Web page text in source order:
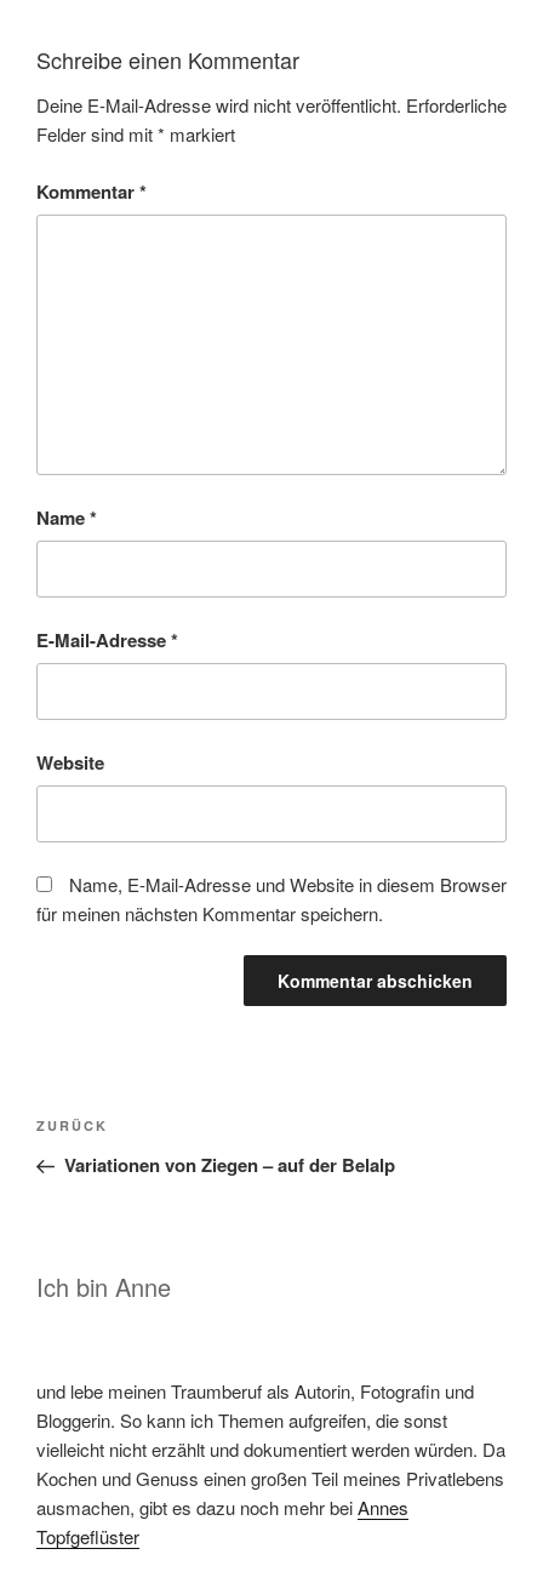
Schreibe einen Kommentar
Deine E-Mail-Adresse wird nicht veröffentlicht. Erforderliche
Felder sind mit* markiert
Kommentar*
Name*
E-Mail-Adresse*
Website
Name, E-Mail-Adresse und Website in diesem Browser
für meinen nächsten Kommentar speichern.
Beitragsnavigation
Vorheriger
Beitrag
ZURÜCK
Variationen von Ziegen – auf der Belalp
Ich bin Anne
und lebe meinen Traumberuf als Autorin, Fotografin und
Bloggerin. So kann ich Themen aufgreifen, die sonst
vielleicht nicht erzählt und dokumentiert werden würden. Da
Kochen und Genuss einen großen Teil meines Privatlebens
ausmachen, gibt es dazu noch mehr beiAnnes
Topfgeflüster